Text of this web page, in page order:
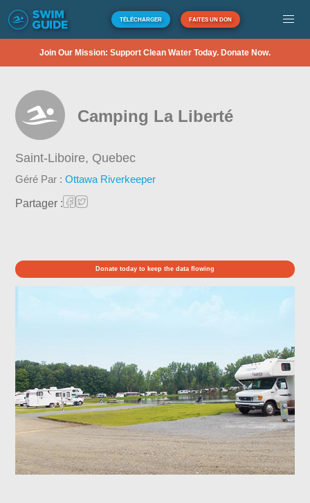
TÉLÉCHARGER FAITES UN DON
Join Our Mission: Support Clean Water Today. Donate Now.
Camping La Liberté
Saint-Liboire, Quebec
Géré Par :Ottawa Riverkeeper
Partager :
Donate today to keep the data flowing